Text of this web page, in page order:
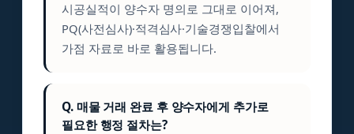
시공실적이 양수자 명의로 그대로 이어져,
PQ(사전심사)·적격심사·기술경쟁입찰에서
가점 자료로 바로 활용됩니다.
Q. 매물 거래 완료 후 양수자에게 추가로
필요한 행정 절차는?